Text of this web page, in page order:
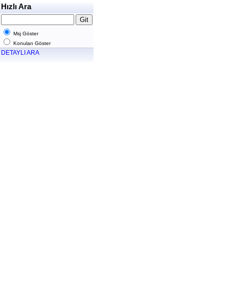
Hızlı Ara
Msj Göster
Konuları Göster
DETAYLI ARA